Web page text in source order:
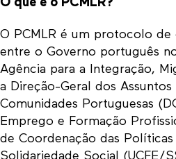
O que é o PCMLR?
O PCMLR é um protocolo de
entre o Governo português
Agência para a Integração,
a Direção-Geral dos Assuntos
Comunidades Portuguesas
Emprego e Formação
de Coordenação das